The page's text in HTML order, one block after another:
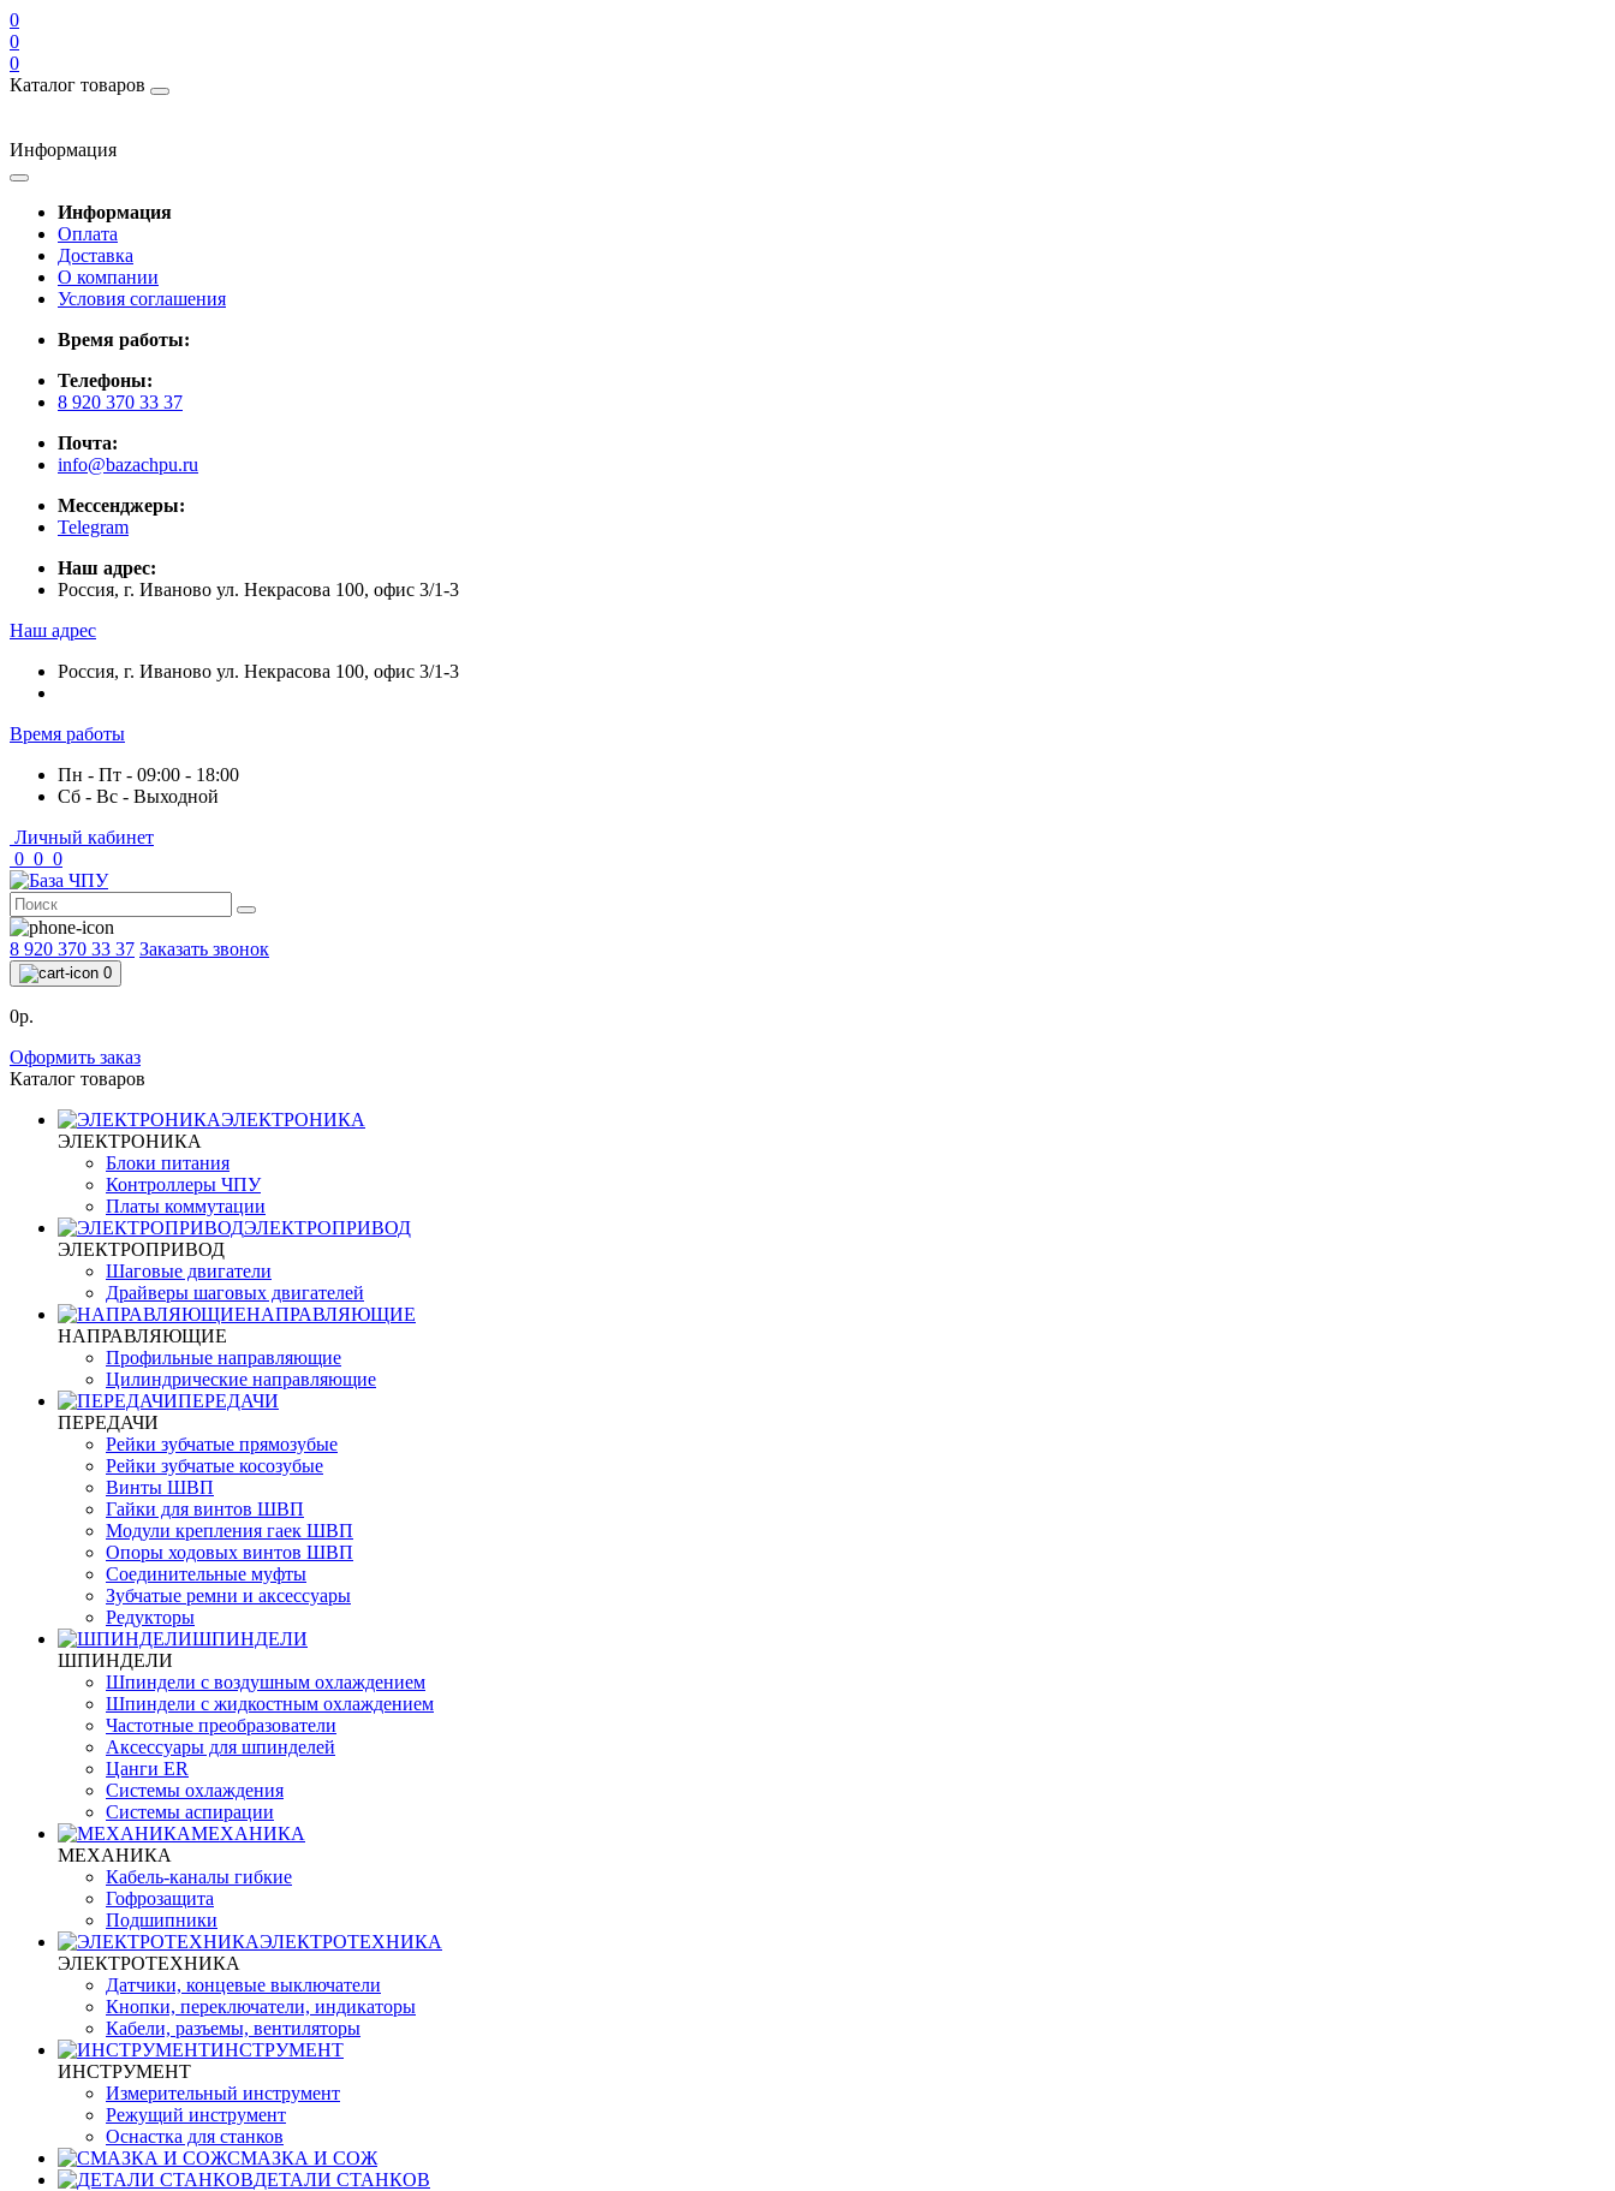
0
0
0
Каталог товаров
Информация
Информация
Оплата
Доставка
О компании
Условия соглашения
Время работы:
Телефоны:
8 920 370 33 37
Почта:
info@bazachpu.ru
Мессенджеры:
Telegram
Наш адрес:
Россия, г. Иваново ул. Некрасова 100, офис 3/1-3
Наш адрес
Россия, г. Иваново ул. Некрасова 100, офис 3/1-3
Время работы
Пн - Пт - 09:00 - 18:00
Сб - Вс - Выходной
Личный кабинет
0 0 0
8 920 370 33 37 Заказать звонок
0
0р.
Оформить заказ
Каталог товаров
ЭЛЕКТРОНИКА
ЭЛЕКТРОНИКА
Блоки питания
Контроллеры ЧПУ
Платы коммутации
ЭЛЕКТРОПРИВОД
ЭЛЕКТРОПРИВОД
Шаговые двигатели
Драйверы шаговых двигателей
НАПРАВЛЯЮЩИЕ
НАПРАВЛЯЮЩИЕ
Профильные направляющие
Цилиндрические направляющие
ПЕРЕДАЧИ
ПЕРЕДАЧИ
Рейки зубчатые прямозубые
Рейки зубчатые косозубые
Винты ШВП
Гайки для винтов ШВП
Модули крепления гаек ШВП
Опоры ходовых винтов ШВП
Соединительные муфты
Зубчатые ремни и аксессуары
Редукторы
ШПИНДЕЛИ
ШПИНДЕЛИ
Шпиндели с воздушным охлаждением
Шпиндели с жидкостным охлаждением
Частотные преобразователи
Аксессуары для шпинделей
Цанги ER
Системы охлаждения
Системы аспирации
МЕХАНИКА
МЕХАНИКА
Кабель-каналы гибкие
Гофрозащита
Подшипники
ЭЛЕКТРОТЕХНИКА
ЭЛЕКТРОТЕХНИКА
Датчики, концевые выключатели
Кнопки, переключатели, индикаторы
Кабели, разъемы, вентиляторы
ИНСТРУМЕНТ
ИНСТРУМЕНТ
Измерительный инструмент
Режущий инструмент
Оснастка для станков
СМАЗКА И СОЖ
ДЕТАЛИ СТАНКОВ